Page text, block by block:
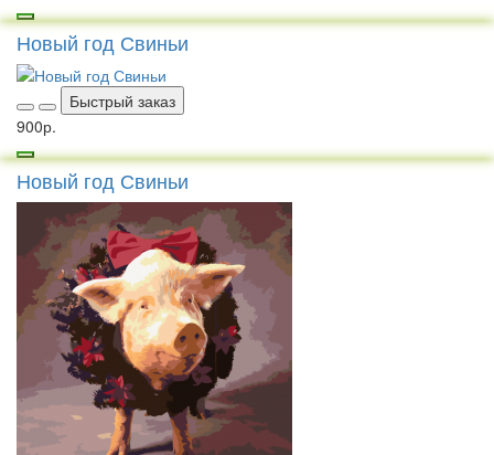
Новый год Свиньи
Быстрый заказ
900р.
Новый год Свиньи